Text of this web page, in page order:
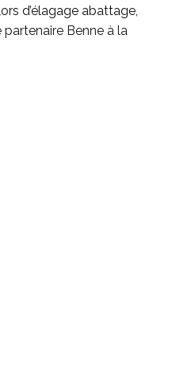
d’élagage abattage,
partenaire Benne à la